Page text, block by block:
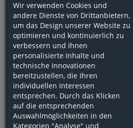
Wir verwenden Cookies und
andere Dienste von Drittanbietern,
um das Design unserer Website zu
optimieren und kontinuierlich zu
verbessern und Ihnen
personalisierte Inhalte und
technische Innovationen
bereitzustellen, die Ihren
individuellen Interessen
entsprechen. Durch das Klicken
auf die entsprechenden
Auswahlmöglichkeiten in den
Kategorien "Analyse" und